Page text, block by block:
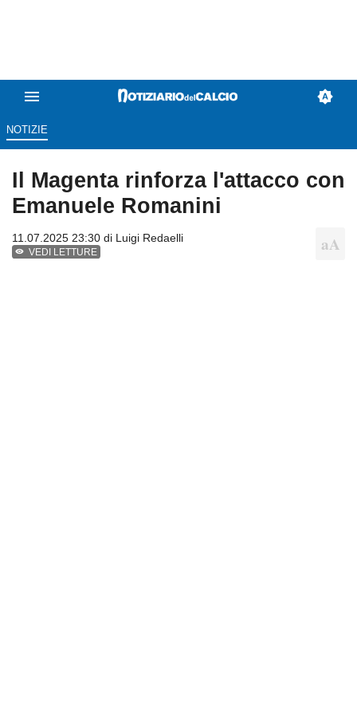
NOTIZIE
Il Magenta rinforza l'attacco con
Emanuele Romanini
11.07.2025 23:30 di Luigi Redaelli
VEDI LETTURE